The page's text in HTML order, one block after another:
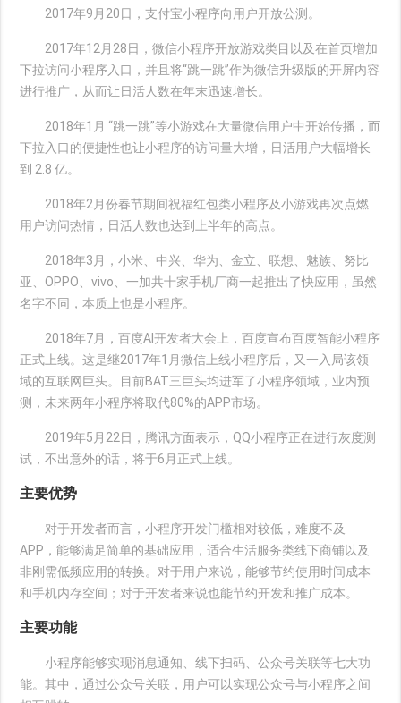
2017年9月20日，支付宝小程序向用户开放公测。
2017年12月28日，微信小程序开放游戏类目以及在首页增加
下拉访问小程序入口，并且将“跳一跳”作为微信升级版的开屏内容
进行推广，从而让日活人数在年末迅速增长。
2018年1月 “跳一跳”等小游戏在大量微信用户中开始传播，而
下拉入口的便捷性也让小程序的访问量大增，日活用户大幅增长
到 2.8 亿。
2018年2月份春节期间祝福红包类小程序及小游戏再次点燃
用户访问热情，日活人数也达到上半年的高点。
2018年3月，小米、中兴、华为、金立、联想、魅族、努比
亚、OPPO、vivo、一加共十家手机厂商一起推出了快应用，虽然
名字不同，本质上也是小程序。
2018年7月，百度AI开发者大会上，百度宣布百度智能小程序
正式上线。这是继2017年1月微信上线小程序后，又一入局该领
域的互联网巨头。目前BAT三巨头均进军了小程序领域，业内预
测，未来两年小程序将取代80%的APP市场。
2019年5月22日，腾讯方面表示，QQ小程序正在进行灰度测
试，不出意外的话，将于6月正式上线。
主要优势
对于开发者而言，小程序开发门槛相对较低，难度不及
APP，能够满足简单的基础应用，适合生活服务类线下商铺以及
非刚需低频应用的转换。对于用户来说，能够节约使用时间成本
和手机内存空间；对于开发者来说也能节约开发和推广成本。
主要功能
小程序能够实现消息通知、线下扫码、公众号关联等七大功
能。其中，通过公众号关联，用户可以实现公众号与小程序之间